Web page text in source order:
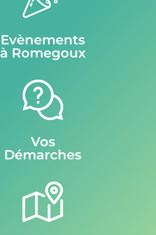
Evènements
à Romegoux
Vos
Démarches